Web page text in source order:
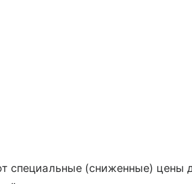
специальные (сниженные) цены